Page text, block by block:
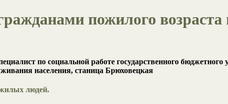
пожилого
по социальной работе государственного
населения, станица Брюховецкая
людей.